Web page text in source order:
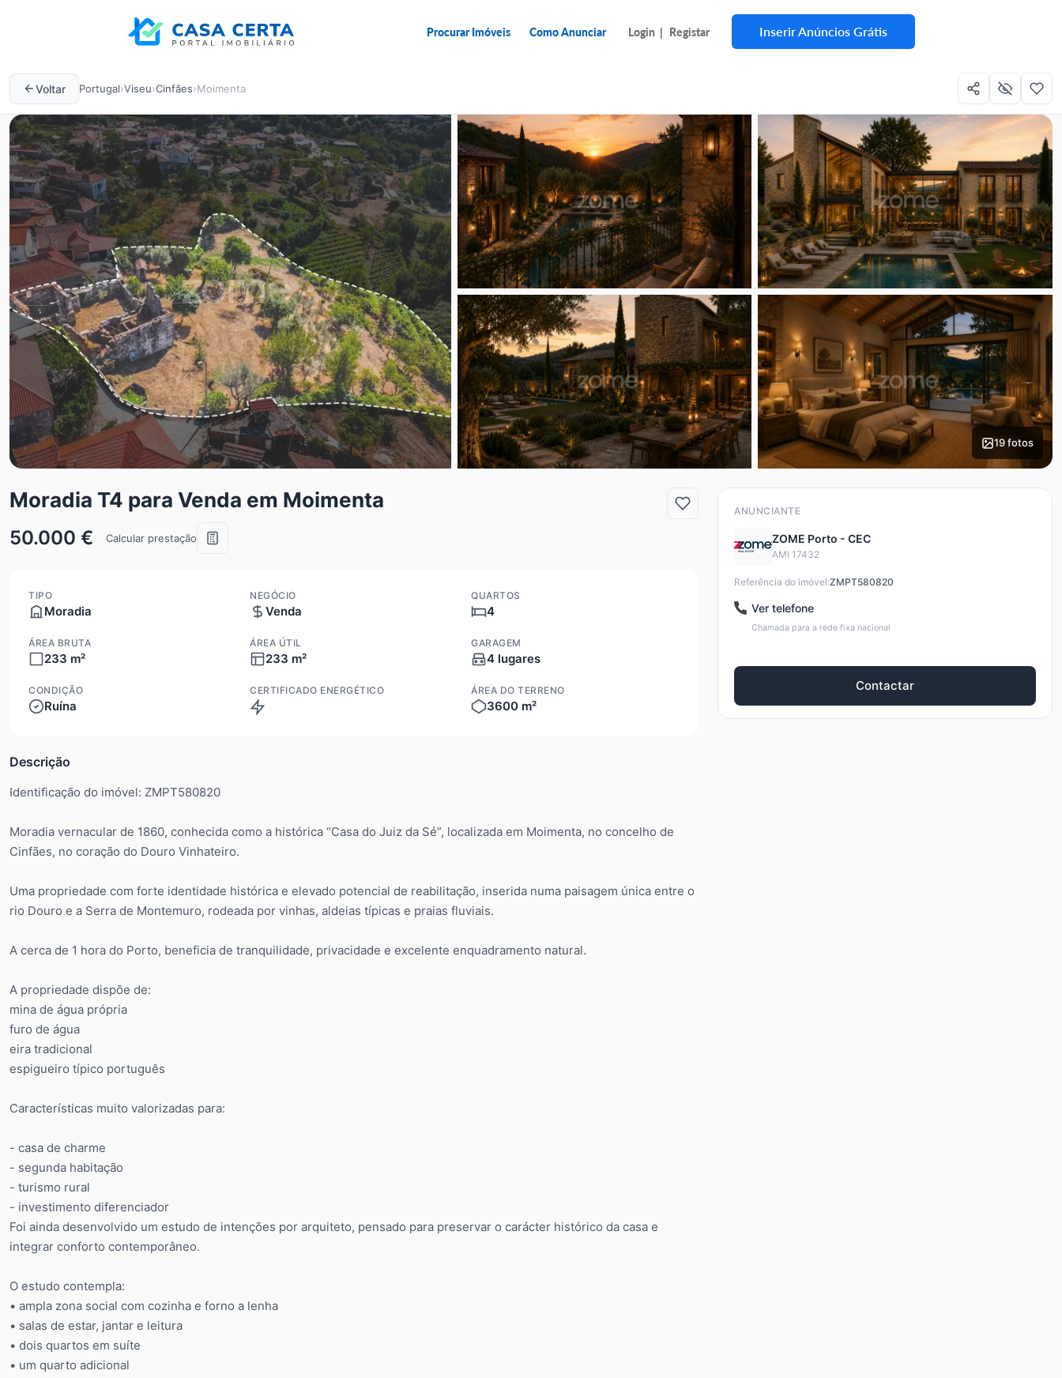
Procurar Imóveis Como Anunciar Login | Registar Inserir Anúncios Grátis
Voltar Portugal›Viseu›Cinfães›Moimenta
19 fotos
Moradia T4 para Venda em Moimenta
50.000 € Calcular prestação
TIPO
Moradia
NEGÓCIO
Venda
QUARTOS
4
ÁREA BRUTA
233 m²
ÁREA ÚTIL
233 m²
GARAGEM
4 lugares
CONDIÇÃO
Ruína
CERTIFICADO ENERGÉTICO
ÁREA DO TERRENO
3600 m²
Descrição
Identificação do imóvel: ZMPT580820
Moradia vernacular de 1860, conhecida como a histórica “Casa do Juiz da Sé”, localizada em Moimenta, no concelho de
Cinfães, no coração do Douro Vinhateiro.
Uma propriedade com forte identidade histórica e elevado potencial de reabilitação, inserida numa paisagem única entre o
rio Douro e a Serra de Montemuro, rodeada por vinhas, aldeias típicas e praias fluviais.
A cerca de 1 hora do Porto, beneficia de tranquilidade, privacidade e excelente enquadramento natural.
A propriedade dispõe de:
mina de água própria
furo de água
eira tradicional
espigueiro típico português
Características muito valorizadas para:
- casa de charme
- segunda habitação
- turismo rural
- investimento diferenciador
Foi ainda desenvolvido um estudo de intenções por arquiteto, pensado para preservar o carácter histórico da casa e
integrar conforto contemporâneo.
O estudo contempla:
• ampla zona social com cozinha e forno a lenha
• salas de estar, jantar e leitura
• dois quartos em suíte
• um quarto adicional
ANUNCIANTE
ZOME Porto - CEC
AMI 17432
Referência do imóvel:ZMPT580820
Ver telefone
Chamada para a rede fixa nacional
Contactar